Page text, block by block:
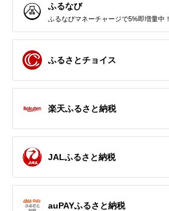
ふるなび
ふるなびマネーチャージで5%即増量中！
ふるさとチョイス
楽天ふるさと納税
JALふるさと納税
auPAYふるさと納税